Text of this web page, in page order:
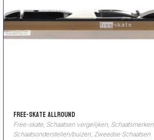
Free-Skate Allround
Free-skate, Schaatsen vergelijken Schaatsmerken
Schaatsonderstellen/buizen Zweedse Schaatsen